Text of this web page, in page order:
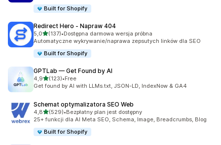
Built for Shopify
Redirect Hero ‑ Napraw 404
5,0na 5 gwiazdek
(137)
Łączna liczba recenzji: 137
•Dostępna darmowa wersja próbna
Automatyczne wykrywanie/naprawa zepsutych linków dla SEO
Built for Shopify
GPTLab — Get Found by AI
4,9na 5 gwiazdek
(123)
Łączna liczba recenzji: 123
•Free
Get found by AI with LLMs.txt, JSON-LD, IndexNow & GA4
Schemat optymalizatora SEO Web
4,8na 5 gwiazdek
(529)
Łączna liczba recenzji: 529
•Bezpłatny plan jest dostępny
25+ funkcji dla AI Meta SEO, Schema, Image, Breadcrumbs, Blog
Built for Shopify